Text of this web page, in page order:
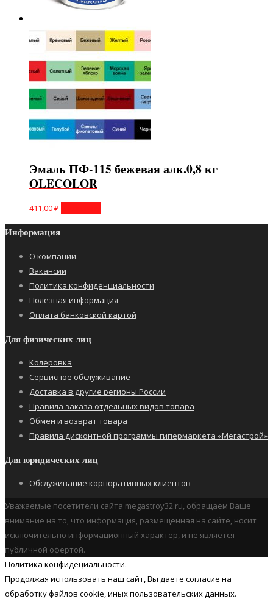
Эмаль ПФ-115 бежевая алк.0,8 кг
OLECOLOR
411,00₽
Информация
О компании
Вакансии
Политика конфиденциальности
Полезная информация
Оплата банковской картой
Для физических лиц
Колеровка
Сервисное обслуживание
Доставка в другие регионы России
Правила заказа отдельных видов товара
Обмен и возврат товара
Правила дисконтной программы гипермаркета «Мегастрой»
Для юридических лиц
Обслуживание корпоративных клиентов
Уважаемые посетители сайта megastroy32.ru, обращаем Ваше
внимание на то, что информация, размещенная на сайте, носит
исключительно информационный характер, и не является
публичной офертой.
Политика конфидециальности.
Продолжая использовать наш cайт, Вы даете согласие на
обработку файлов cookie, иных пользовательских данных.